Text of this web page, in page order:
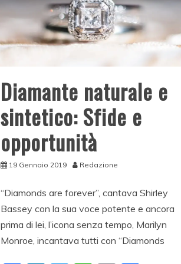
Diamante naturale e
sintetico: Sfide e
opportunità
19 Gennaio 2019 Redazione
“Diamonds are forever”, cantava Shirley
Bassey con la sua voce potente e ancora
prima di lei, l’icona senza tempo, Marilyn
Monroe, incantava tutti con “Diamonds